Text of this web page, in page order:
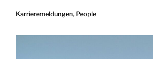
Karrieremeldungen, People